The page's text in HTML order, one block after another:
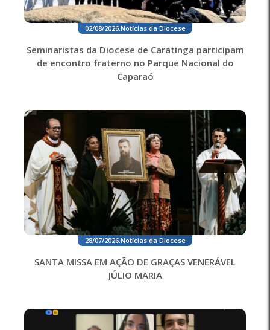
02/08/2026. Notícias da Diocese
Seminaristas da Diocese de Caratinga participam
de encontro fraterno no Parque Nacional do
Caparaó
28/07/2026. Notícias da Diocese
SANTA MISSA EM AÇÃO DE GRAÇAS VENERÁVEL
JÚLIO MARIA